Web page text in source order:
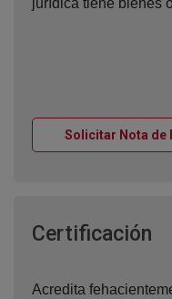
jurídica tiene bienes
Solicitar Nota de
Certificación
Acredita